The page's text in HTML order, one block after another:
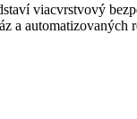
viacvrstvový
a